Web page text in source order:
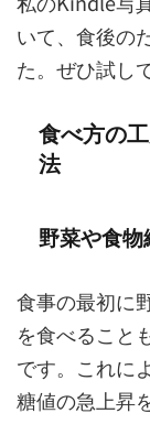
いて、食後の
た。ぜひ試し
食べ方の
法
野菜や食
食事の最初に
を食べること
です。これに
糖値の急上昇